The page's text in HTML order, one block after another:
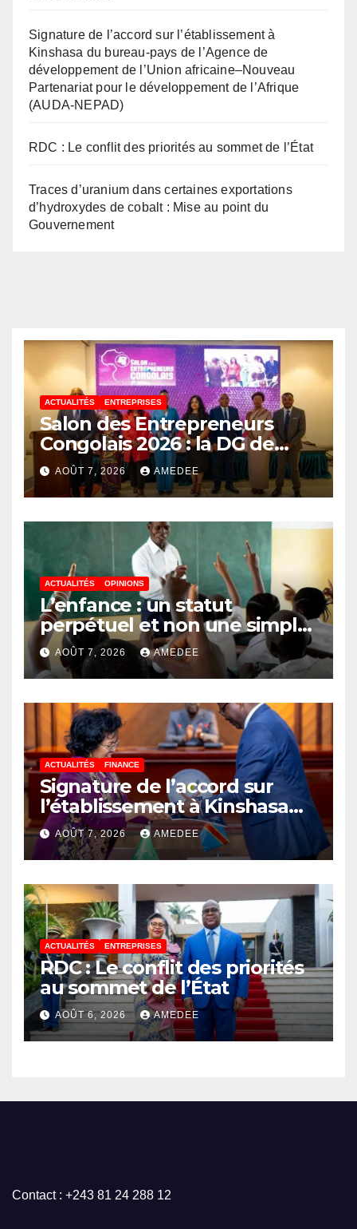
Signature de l’accord sur l’établissement à
Kinshasa du bureau-pays de l’Agence de
développement de l’Union africaine–Nouveau
Partenariat pour le développement de l’Afrique
(AUDA-NEPAD)
RDC : Le conflit des priorités au sommet de l’État
Traces d’uranium dans certaines exportations
d’hydroxydes de cobalt : Mise au point du
Gouvernement
ACTUALITÉS ENTREPRISES
Salon des Entrepreneurs
Congolais 2026 : la DG de
l’ANAPI Rachel PUNGU
mobilise les investisseurs
autour de l’ambition d’une
RDC, destination phare de
l’investissement en Afrique
AOÛT 7, 2026 AMEDEE
ACTUALITÉS OPINIONS
L’enfance : un statut
perpétuel et non une simple
étape de la vie
AOÛT 7, 2026 AMEDEE
ACTUALITÉS FINANCE
Signature de l’accord sur
l’établissement à Kinshasa
du bureau-pays de l’Agence
de développement de
l’Union africaine–Nouveau
Partenariat pour le
développement de l’Afrique
(AUDA-NEPAD)
AOÛT 7, 2026 AMEDEE
ACTUALITÉS ENTREPRISES
RDC : Le conflit des priorités
au sommet de l’État
AOÛT 6, 2026 AMEDEE
Contact : +243 81 24 288 12